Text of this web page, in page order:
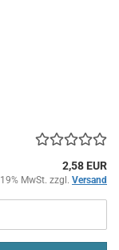
2,58 EUR
MwSt. zzgl. Versand